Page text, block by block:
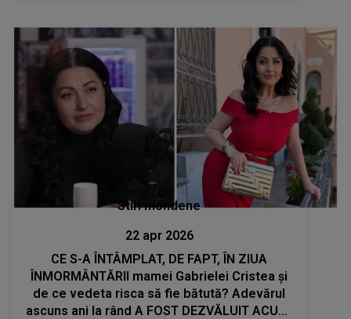
Stiri mondene
22 apr 2026
CE S-A ÎNTÂMPLAT, DE FAPT, ÎN ZIUA
ÎNMORMÂNTĂRII mamei Gabrielei Cristea și
de ce vedeta risca să fie bătută? Adevărul
ascuns ani la rând A FOST DEZVĂLUIT ACUM: